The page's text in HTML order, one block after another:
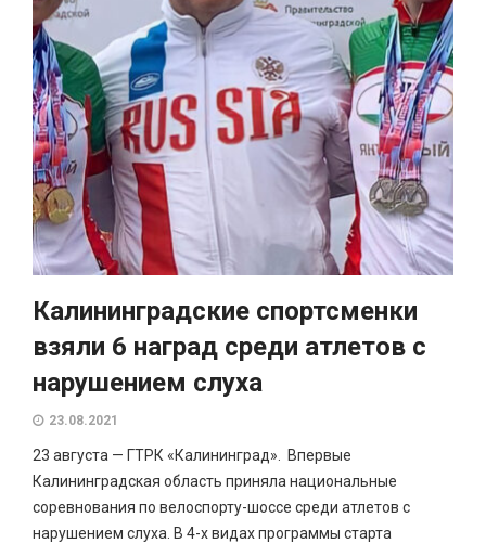
Калининградские спортсменки
взяли 6 наград среди атлетов с
нарушением слуха
23.08.2021
23 августа — ГТРК «Калининград». Впервые
Калининградская область приняла национальные
соревнования по велоспорту-шоссе среди атлетов с
нарушением слуха. В 4-х видах программы старта